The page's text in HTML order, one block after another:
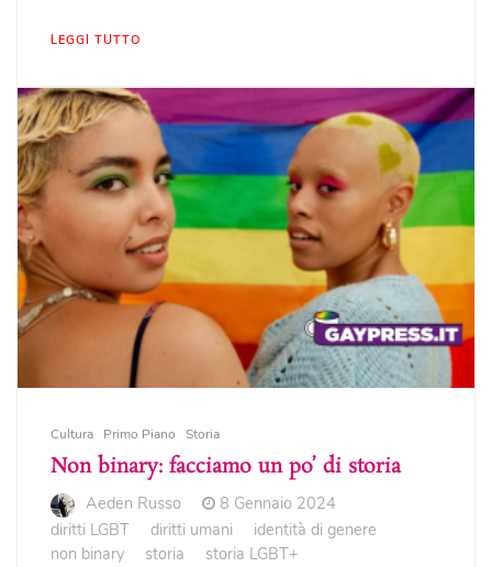
LEGGI TUTTO
Cultura Primo Piano Storia
Non binary: facciamo un po’ di storia
Aeden Russo
8 Gennaio 2024
diritti LGBT
diritti umani
identità di genere
non binary
storia storia LGBT+